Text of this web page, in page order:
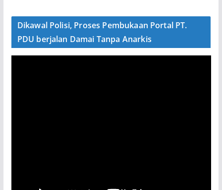
Dikawal Polisi, Proses Pembukaan Portal PT.
PDU berjalan Damai Tanpa Anarkis